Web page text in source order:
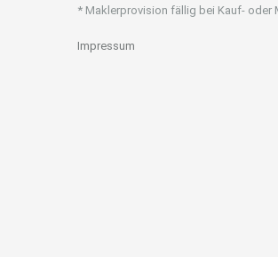
* Maklerprovision fällig bei Kauf- oder
Impressum